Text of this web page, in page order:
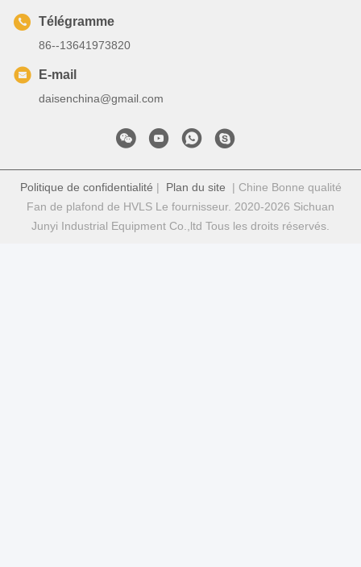
Télégramme
86--13641973820
E-mail
daisenchina@gmail.com
Politique de confidentialité | Plan du site | Chine Bonne qualité
Fan de plafond de HVLS Le fournisseur. 2020-2026 Sichuan
Junyi Industrial Equipment Co.,ltd Tous les droits réservés.